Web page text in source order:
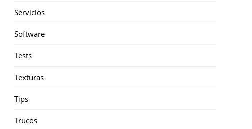
Servicios
Software
Tests
Texturas
Tips
Trucos